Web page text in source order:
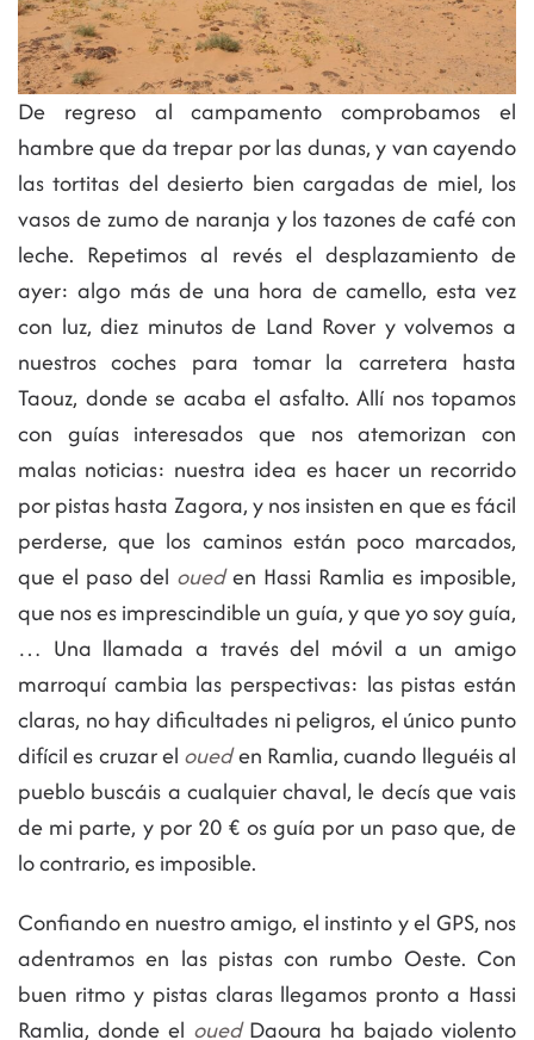
De regreso al campamento comprobamos el
hambre que da trepar por las dunas, y van cayendo
las tortitas del desierto bien cargadas de miel, los
vasos de zumo de naranja y los tazones de café con
leche. Repetimos al revés el desplazamiento de
ayer: algo más de una hora de camello, esta vez
con luz, diez minutos de Land Rover y volvemos a
nuestros coches para tomar la carretera hasta
Taouz, donde se acaba el asfalto. Allí nos topamos
con guías interesados que nos atemorizan con
malas noticias: nuestra idea es hacer un recorrido
por pistas hasta Zagora, y nos insisten en que es fácil
perderse, que los caminos están poco marcados,
que el paso del oueden Hassi Ramlia es imposible,
que nos es imprescindible un guía, y que yo soy guía,
… Una llamada a través del móvil a un amigo
marroquí cambia las perspectivas: las pistas están
claras, no hay dificultades ni peligros, el único punto
difícil es cruzar el oueden Ramlia, cuando lleguéis al
pueblo buscáis a cualquier chaval, le decís que vais
de mi parte, y por 20 € os guía por un paso que, de
lo contrario, es imposible.
Confiando en nuestro amigo, el instinto y el GPS, nos
adentramos en las pistas con rumbo Oeste. Con
buen ritmo y pistas claras llegamos pronto a Hassi
Ramlia, donde el ouedDaoura ha bajado violento